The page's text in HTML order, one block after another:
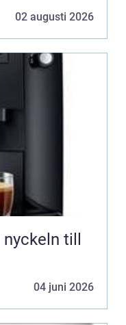
02 augusti 2026
04 juni 2026